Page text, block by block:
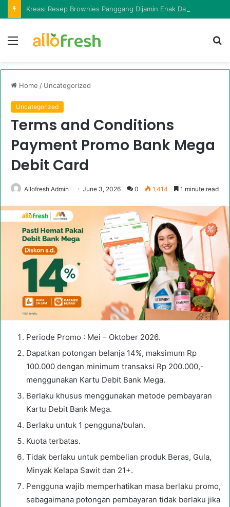
Menu
Home / Uncategorized
Uncategorized
Terms and Conditions
Payment Promo Bank Mega
Debit Card
Allofresh Admin June 3, 2026 0 1,414 1 minute read
Periode Promo : Mei – Oktober 2026.
Dapatkan potongan belanja 14%, maksimum Rp
100.000 dengan minimum transaksi Rp 200.000,-
menggunakan Kartu Debit Bank Mega.
Berlaku khusus menggunakan metode pembayaran
Kartu Debit Bank Mega.
Berlaku untuk 1 pengguna/bulan.
Kuota terbatas.
Tidak berlaku untuk pembelian produk Beras, Gula,
Minyak Kelapa Sawit dan 21+.
Pengguna wajib memperhatikan masa berlaku promo,
sebagaimana potongan pembayaran tidak berlaku jika